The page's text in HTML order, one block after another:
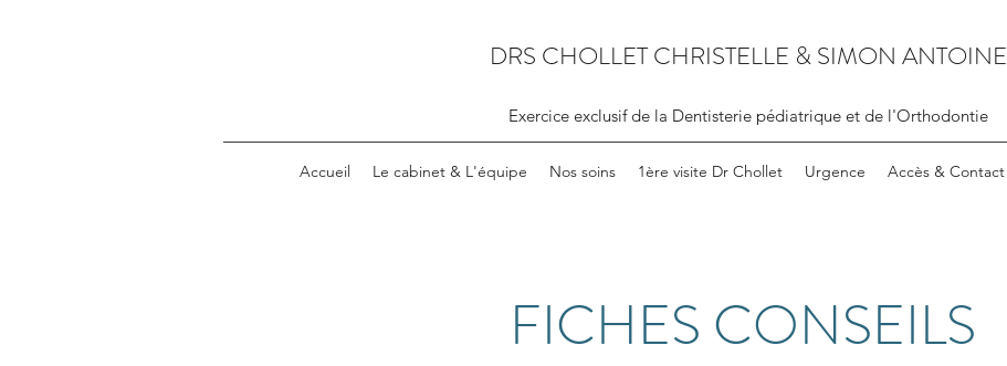
DRS CHOLLET CHRISTELLE & SIMON ANTOINE
Exercice exclusif de la Dentisterie pédiatrique et de l'Orthodontie
Accueil Le cabinet & L'équipe Nos soins 1ère visite Dr Chollet Urgence Accès & Contact
FICHES CONSEILS